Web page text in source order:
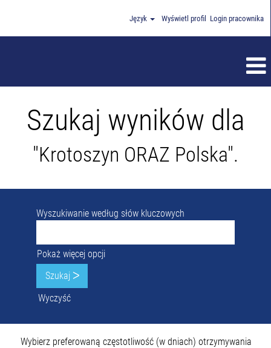
Język Wyświetl profil Login pracownika
Szukaj wyników dla
"Krotoszyn ORAZ Polska".
Wyszukiwanie według słów kluczowych
Pokaż więcej opcji
Wyczyść
Wybierz preferowaną częstotliwość (w dniach) otrzymywania